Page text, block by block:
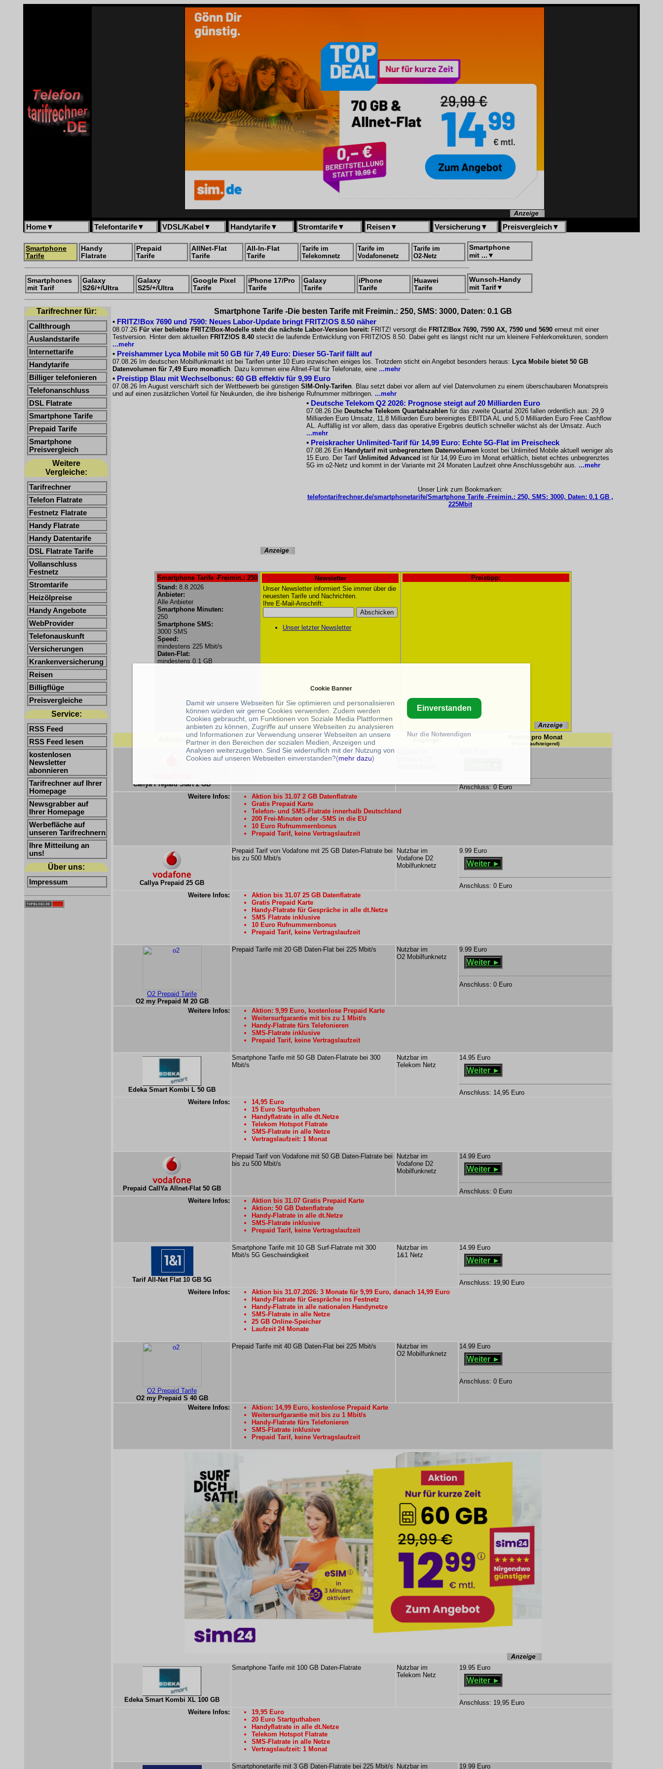
Home▼ Telefontarife▼ VDSL/Kabel ▼ Handytarife▼ Stromtarife▼ Reisen▼ Versicherung▼ Preisvergleich▼
Smartphone
Tarife
Handy
Flatrate
Prepaid
Tarife
AllNet-Flat
Tarife
All-In-Flat
Tarife
Tarife im
Telekomnetz
Tarife im
Vodafonenetz
Tarife im
O2-Netz
Smartphone
mit ... ▼
Smartphones
mit Tarif
Galaxy
S26/+/Ultra
Galaxy
S25/+/Ultra
Google Pixel
Tarife
iPhone 17/Pro
Tarife
Galaxy
Tarife
iPhone
Tarife
Huawei
Tarife
Wunsch-Handy
mit Tarif▼
Tarifrechner für:
Callthrough
Auslandstarife
Internettarife
Handytarife
Billiger telefonieren
Telefonanschluss
DSL Flatrate
Smartphone Tarife
Prepaid Tarife
Smartphone
Preisvergleich
Weitere
Vergleiche:
Tarifrechner
Telefon Flatrate
Festnetz Flatrate
Handy Flatrate
Handy Datentarife
DSL Flatrate Tarife
Vollanschluss
Festnetz
Stromtarife
Heizölpreise
Handy Angebote
WebProvider
Telefonauskunft
Versicherungen
Krankenversicherung
Reisen
Billigflüge
Preisvergleiche
Service:
RSS Feed
RSS Feed lesen
kostenlosen
Newsletter
abonnieren
Tarifrechner auf Ihrer
Homepage
Newsgrabber auf
Ihrer Homepage
Werbefläche auf
unseren Tarifrechnern
Ihre Mitteilung an
uns!
Über uns:
Impressum
Smartphone Tarife -Die besten Tarife mit Freimin.: 250, SMS: 3000, Daten: 0.1 GB
• FRITZ!Box 7690 und 7590: Neues Labor-Update bringt FRITZ!OS 8.50 näher
08.07.26 Für vier beliebte FRITZ!Box-Modelle steht die nächste Labor-Version bereit: FRITZ! versorgt die FRITZ!Box 7690, 7590 AX, 7590 und 5690 erneut mit einer
Testversion. Hinter dem aktuellen FRITZ!OS 8.40 steckt die laufende Entwicklung von FRITZ!OS 8.50. Dabei geht es längst nicht nur um kleinere Fehlerkorrekturen, sondern
...mehr
• Preishammer Lyca Mobile mit 50 GB für 7,49 Euro: Dieser 5G-Tarif fällt auf
07.08.26 Im deutschen Mobilfunkmarkt ist bei Tarifen unter 10 Euro inzwischen einiges los. Trotzdem sticht ein Angebot besonders heraus: Lyca Mobile bietet 50 GB
Datenvolumen für 7,49 Euro monatlich. Dazu kommen eine Allnet-Flat für Telefonate, eine ...mehr
• Preistipp Blau mit Wechselbonus: 60 GB effektiv für 9,99 Euro
07.08.26 Im August verschärft sich der Wettbewerb bei günstigen SIM-Only-Tarifen. Blau setzt dabei vor allem auf viel Datenvolumen zu einem überschaubaren Monatspreis
und auf einen zusätzlichen Vorteil für Neukunden, die ihre bisherige Rufnummer mitbringen. ...mehr
• Deutsche Telekom Q2 2026: Prognose steigt auf 20 Milliarden Euro
07.08.26 Die Deutsche Telekom Quartalszahlen für das zweite Quartal 2026 fallen ordentlich aus: 29,9
Milliarden Euro Umsatz, 11,8 Milliarden Euro bereinigtes EBITDA AL und 5,0 Milliarden Euro Free Cashflow
AL. Auffällig ist vor allem, dass das operative Ergebnis deutlich schneller wächst als der Umsatz. Auch
...mehr
• Preiskracher Unlimited-Tarif für 14,99 Euro: Echte 5G-Flat im Preischeck
07.08.26 Ein Handytarif mit unbegrenztem Datenvolumen kostet bei Unlimited Mobile aktuell weniger als
15 Euro. Der Tarif Unlimited Advanced ist für 14,99 Euro im Monat erhältlich, bietet echtes unbegrenztes
5G im o2-Netz und kommt in der Variante mit 24 Monaten Laufzeit ohne Anschlussgebühr aus. ...mehr
Unser Link zum Bookmarken:
telefontarifrechner.de/smartphonetarife/Smartphone Tarife -Freimin.: 250, SMS: 3000, Daten: 0.1 GB ,
225Mbit
Smartphone Tarife -Freimin.: 250
Stand: 8.8.2026
Anbieter:
Alle Anbieter
Smartphone Minuten:
250
Smartphone SMS:
3000 SMS
Speed:
mindestens 225 Mbit/s
Daten-Flat:
mindestens 0.1 GB
Newsletter
Unser Newsletter informiert Sie immer über die
neuesten Tarife und Nachrichten.
Ihre E-Mail-Anschrift:
Unser letzter Newsletter
Preistipp:
Beschreibung: Kosten pro Monat
(Preise aufsteigend)
Callya Prepaid Start 2 GB
Prepaid Tarif von Vodafone mit 2 GB Daten-Flatrate bei
bis zu 500 Mbit/s
Anschluss: 0 Euro
Weitere Infos:
Aktion bis 31.07 2 GB Datenflatrate
Gratis Prepaid Karte
Telefon- und SMS-Flatrate innerhalb Deutschland
200 Frei-Minuten oder -SMS in die EU
10 Euro Rufnummernbonus
Prepaid Tarif, keine Vertragslaufzeit
Callya Prepaid 25 GB
Prepaid Tarif von Vodafone mit 25 GB Daten-Flatrate bei
bis zu 500 Mbit/s
Nutzbar im
Vodafone D2
Mobilfunknetz
9.99 Euro
Weiter ►
Anschluss: 0 Euro
Weitere Infos:
Aktion bis 31.07 25 GB Datenflatrate
Gratis Prepaid Karte
Handy-Flatrate für Gespräche in alle dt.Netze
SMS Flatrate inklusive
10 Euro Rufnummernbonus
Prepaid Tarif, keine Vertragslaufzeit
O2 Prepaid Tarife
O2 my Prepaid M 20 GB
Prepaid Tarife mit 20 GB Daten-Flat bei 225 Mbit/s
Nutzbar im
O2 Mobilfunknetz
9.99 Euro
Weiter ►
Anschluss: 0 Euro
Weitere Infos:
Aktion: 9,99 Euro, kostenlose Prepaid Karte
Weitersurfgarantie mit bis zu 1 Mbit/s
Handy-Flatrate fürs Telefonieren
SMS-Flatrate inklusive
Prepaid Tarif, keine Vertragslaufzeit
Edeka Smart Kombi L 50 GB
Smartphone Tarife mit 50 GB Daten-Flatrate bei 300
Mbit/s
Nutzbar im
Telekom Netz
14.95 Euro
Weiter ►
Anschluss: 14,95 Euro
Weitere Infos:
14,95 Euro
15 Euro Startguthaben
Handyflatrate in alle dt.Netze
Telekom Hotspot Flatrate
SMS-Flatrate in alle Netze
Vertragslaufzeit: 1 Monat
Prepaid CallYa Allnet-Flat 50 GB
Prepaid Tarif von Vodafone mit 50 GB Daten-Flatrate bei
bis zu 500 Mbit/s
Nutzbar im
Vodafone D2
Mobilfunknetz
14.99 Euro
Weiter ►
Anschluss: 0 Euro
Weitere Infos:
Aktion bis 31.07 Gratis Prepaid Karte
Aktion: 50 GB Datenflatrate
Handy-Flatrate in alle dt.Netze
SMS-Flatrate inklusive
Prepaid Tarif, keine Vertragslaufzeit
Tarif All-Net Flat 10 GB 5G
Smartphone Tarife mit 10 GB Surf-Flatrate mit 300
Mbit/s 5G Geschwindigkeit
Nutzbar im
1&1 Netz
14.99 Euro
Weiter ►
Anschluss: 19,90 Euro
Weitere Infos:
Aktion bis 31.07.2026: 3 Monate für 9,99 Euro, danach 14,99 Euro
Handy-Flatrate für Gespräche ins Festnetz
Handy-Flatrate in alle nationalen Handynetze
SMS-Flatrate in alle Netze
25 GB Online-Speicher
Laufzeit 24 Monate
O2 Prepaid Tarife
O2 my Prepaid S 40 GB
Prepaid Tarife mit 40 GB Daten-Flat bei 225 Mbit/s
Nutzbar im
O2 Mobilfunknetz
14.99 Euro
Weiter ►
Anschluss: 0 Euro
Weitere Infos:
Aktion: 14,99 Euro, kostenlose Prepaid Karte
Weitersurfgarantie mit bis zu 1 Mbit/s
Handy-Flatrate fürs Telefonieren
SMS-Flatrate inklusive
Prepaid Tarif, keine Vertragslaufzeit
Edeka Smart Kombi XL 100 GB
Smartphone Tarife mit 100 GB Daten-Flatrate
Nutzbar im
Telekom Netz
19.95 Euro
Weiter ►
Anschluss: 19,95 Euro
Weitere Infos:
19,95 Euro
20 Euro Startguthaben
Handyflatrate in alle dt.Netze
Telekom Hotspot Flatrate
SMS-Flatrate in alle Netze
Vertragslaufzeit: 1 Monat
Smartphonetarife mit 3 GB Daten-Flatrate bei 225 Mbit/s Nutzbar im 19.99 Euro
Cookie Banner
Damit wir unsere Webseiten für Sie optimieren und personalisieren
können würden wir gerne Cookies verwenden. Zudem werden
Cookies gebraucht, um Funktionen von Soziale Media Plattformen
anbieten zu können, Zugriffe auf unsere Webseiten zu analysieren
und Informationen zur Verwendung unserer Webseiten an unsere
Partner in den Bereichen der sozialen Medien, Anzeigen und
Analysen weiterzugeben. Sind Sie widerruflich mit der Nutzung von
Cookies auf unseren Webseiten einverstanden?(mehr dazu)
Einverstanden
Nur die Notwendigen